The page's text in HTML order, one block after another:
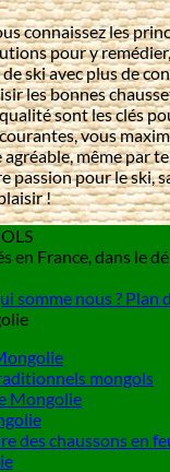
connaissez les
pour y
ski avec plus de
les bonnes
sont les clés
vous
même par
passion pour le ski,
!
en France, dans le
somme nous ? Plan
mongols
Mongolie
des chaussons en